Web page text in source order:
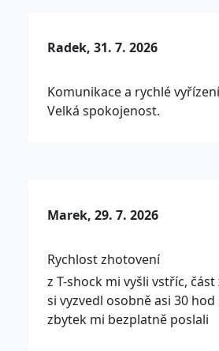
Radek, 31. 7. 2026
Komunikace a rychlé
Velká spokojenost.
Marek, 29. 7. 2026
Rychlost zhotovení
z T-shock mi vyšli vstříc,
si vyzvedl osobně asi 30
zbytek mi bezplatně poslali